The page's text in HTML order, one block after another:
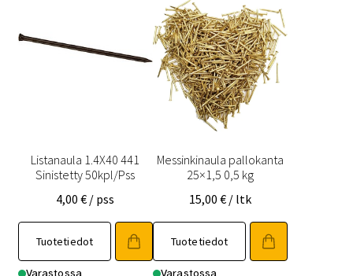
Listanaula 1.4X40 441
Sinistetty 50kpl/Pss
4,00€ / pss
Tuotetiedot
Messinkinaula pallokanta
25×1,5 0,5 kg
15,00€ / ltk
Tuotetiedot